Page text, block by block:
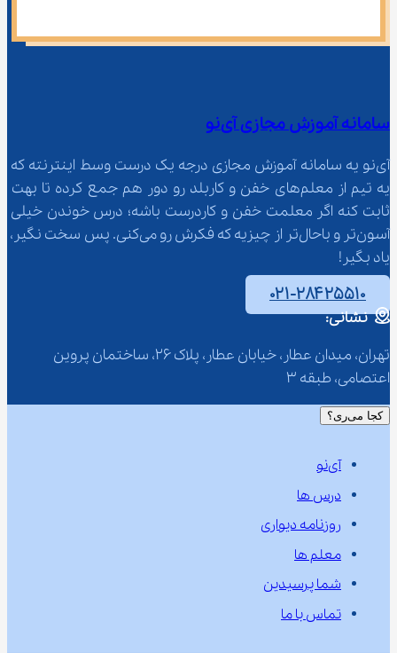
سامانه آموزش مجازی آی‌نو
آی‌نو یه سامانه آموزش مجازی درجه یک درست وسط اینترنته که
یه تیم از معلم‌‌های خفن و کاربلد رو دور هم جمع کرده تا بهت
ثابت کنه اگر معلمت خفن و کاردرست باشه؛ درس خوندن خیلی
آسون‌تر و باحال‌تر از چیزیه که فکرش رو می‌کنی. پس سخت نگیر،
یاد بگیر!
۰۲۱-۲۸۴۲۵۵۱۰
نشانی:
تهران، میدان عطار، خیابان عطار، پلاک 26، ساختمان پروین
اعتصامی، طبقه 3
کجا می‌ری؟
آی‌نو
درس ها
روزنامه دیواری
معلم ها
شما پرسیدین
تماس با ما